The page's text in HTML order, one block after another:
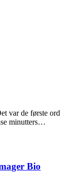
var de første ord
minutters…
Bio